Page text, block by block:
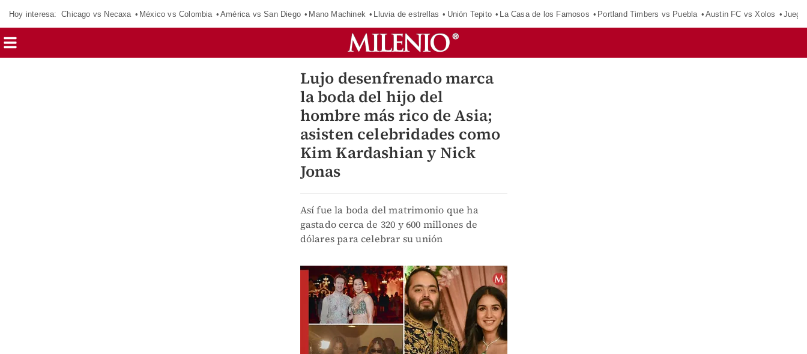
Hoy interesa: Chicago vs Necaxa México vs Colombia América vs San Diego Mano Machinek Lluvia de estrellas Unión Tepito La Casa de los Famosos Portland Timbers vs Puebla Austin FC vs Xolos
Lujo desenfrenado marca
la boda del hijo del
hombre más rico de Asia;
asisten celebridades como
Kim Kardashian y Nick
Jonas
Así fue la boda del matrimonio que ha
gastado cerca de 320 y 600 millones de
dólares para celebrar su unión